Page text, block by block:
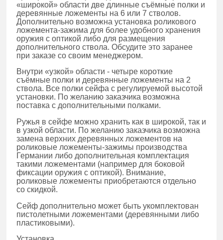
«широкой» области две длинные съёмные полки и
деревянные ложементы на 6 или 7 стволов.
Дополнительно возможна установка роликового
ложемента-зажима для более удобного хранения
оружия с оптикой либо для размещения
дополнительного ствола. Обсудите это заранее
при заказе со своим менеджером.
Внутри «узкой» области - четыре короткие
съёмные полки и деревянные ложементы на 2
ствола. Все полки сейфа с регулируемой высотой
установки. По желанию заказчика возможна
поставка с дополнительными полками.
Ружья в сейфе можно хранить как в широкой, так и
в узкой области. По желанию заказчика возможна
замена верхних деревянных ложементов на
роликовые ложементы-зажимы производства
Германии либо дополнительная комплектация
такими ложементами (например для боковой
фиксации оружия с оптикой). Внимание,
роликовые ложементы приобретаются отдельно
со скидкой.
Сейф дополнительно может быть укомплектован
пистолетными ложементами (деревянными либо
пластиковыми).